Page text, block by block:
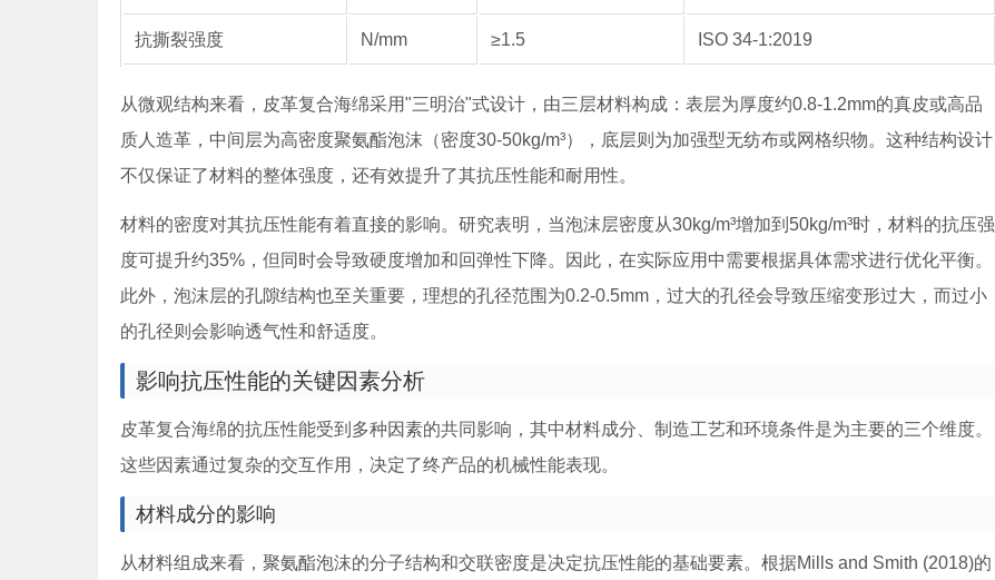
抗撕裂强度 N/mm ≥1.5 ISO 34-1:2019
从微观结构来看，皮革复合海绵采用"三明治"式设计，由三层材料构成：表层为厚度约0.8-1.2mm的真皮或高品
质人造革，中间层为高密度聚氨酯泡沫（密度30-50kg/m³），底层则为加强型无纺布或网格织物。这种结构设计
不仅保证了材料的整体强度，还有效提升了其抗压性能和耐用性。
材料的密度对其抗压性能有着直接的影响。研究表明，当泡沫层密度从30kg/m³增加到50kg/m³时，材料的抗压强
度可提升约35%，但同时会导致硬度增加和回弹性下降。因此，在实际应用中需要根据具体需求进行优化平衡。
此外，泡沫层的孔隙结构也至关重要，理想的孔径范围为0.2-0.5mm，过大的孔径会导致压缩变形过大，而过小
的孔径则会影响透气性和舒适度。
影响抗压性能的关键因素分析
皮革复合海绵的抗压性能受到多种因素的共同影响，其中材料成分、制造工艺和环境条件是为主要的三个维度。
这些因素通过复杂的交互作用，决定了终产品的机械性能表现。
材料成分的影响
从材料组成来看，聚氨酯泡沫的分子结构和交联密度是决定抗压性能的基础要素。根据Mills and Smith (2018)的